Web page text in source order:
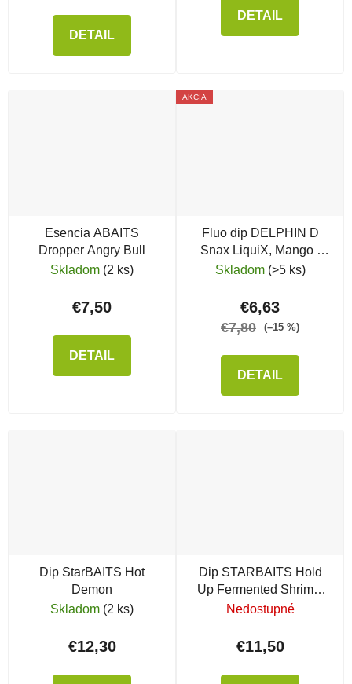
DETAIL
DETAIL
Esencia ABAITS
Dropper Angry Bull
Skladom (2 ks)
€7,50
DETAIL
AKCIA
Fluo dip DELPHIN D
Snax LiquiX, Mango -
Broskyňa
Skladom (>5 ks)
€6,63
€7,80 (–15 %)
DETAIL
Dip StarBAITS Hot
Demon
Skladom (2 ks)
€12,30
Dip STARBAITS Hold
Up Fermented Shrimp,
200 ml
Nedostupné
€11,50